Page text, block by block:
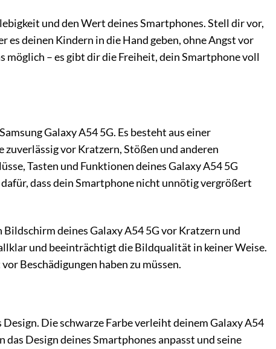
und den Wert deines Smartphones. Stell dir vor,
es deinen Kindern in die Hand geben, ohne Angst vor
möglich – es gibt dir die Freiheit, dein Smartphone voll
Galaxy A54 5G. Es besteht aus einer
vor Kratzern, Stößen und anderen
Tasten und Funktionen deines Galaxy A54 5G
dass dein Smartphone nicht unnötig vergrößert
deines Galaxy A54 5G vor Kratzern und
und beeinträchtigt die Bildqualität in keiner Weise.
Beschädigungen haben zu müssen.
Die schwarze Farbe verleiht deinem Galaxy A54
das Design deines Smartphones anpasst und seine